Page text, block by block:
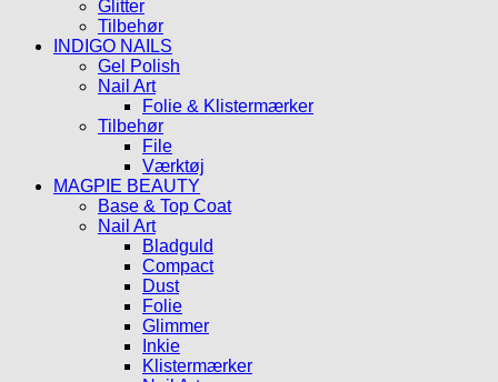
Glitter
Tilbehør
INDIGO NAILS
Gel Polish
Nail Art
Folie & Klistermærker
Tilbehør
File
Værktøj
MAGPIE BEAUTY
Base & Top Coat
Nail Art
Bladguld
Compact
Dust
Folie
Glimmer
Inkie
Klistermærker